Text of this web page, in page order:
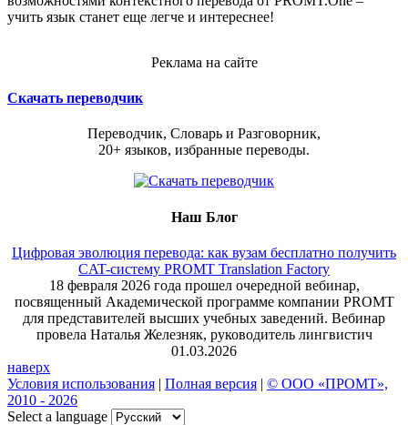
учить язык станет еще легче и интереснее!
Реклама на сайте
Скачать переводчик
Переводчик, Словарь и Разговорник,
20+ языков, избранные переводы.
Наш Блог
Цифровая эволюция перевода: как вузам бесплатно получить
CAT-систему PROMT Translation Factory
18 февраля 2026 года прошел очередной вебинар,
посвященный Академической программе компании PROMT
для представителей высших учебных заведений. Вебинар
провела Наталья Железняк, руководитель лингвистич
01.03.2026
наверх
Условия использования | Полная версия | © ООО «ПРОМТ»,
2010 - 2026
Select a language